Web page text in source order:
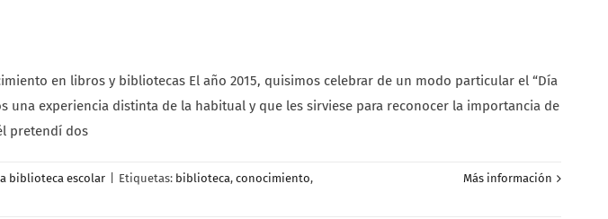
en libros y bibliotecas El año 2015, quisimos celebrar de un modo particular el “Día
una experiencia distinta de la habitual y que les sirviese para reconocer la importancia de
pretendí dos
biblioteca escolar Etiquetas: biblioteca, conocimiento,
Más información